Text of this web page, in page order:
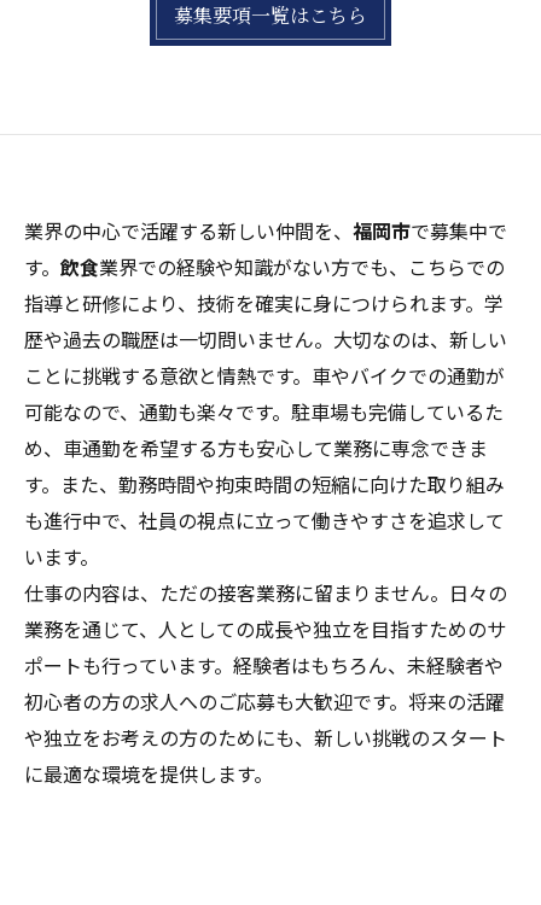
募集要項一覧はこちら
業界の中心で活躍する新しい仲間を、 福岡市で募集中で
す。 飲食業界での経験や知識がない方でも、こちらでの
指導と研修により、技術を確実に身につけられます。学
歴や過去の職歴は一切問いません。大切なのは、新しい
ことに挑戦する意欲と情熱です。車やバイクでの通勤が
可能なので、通勤も楽々です。駐車場も完備しているた
め、車通勤を希望する方も安心して業務に専念できま
す。また、勤務時間や拘束時間の短縮に向けた取り組み
も進行中で、社員の視点に立って働きやすさを追求して
います。
仕事の内容は、ただの接客業務に留まりません。日々の
業務を通じて、人としての成長や独立を目指すためのサ
ポートも行っています。経験者はもちろん、未経験者や
初心者の方の求人へのご応募も大歓迎です。将来の活躍
や独立をお考えの方のためにも、新しい挑戦のスタート
に最適な環境を提供します。